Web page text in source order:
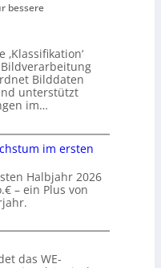
bessere
Bilddaten
unterstützt
im…
im ersten
Halbjahr 2026
– ein Plus von
das WE-